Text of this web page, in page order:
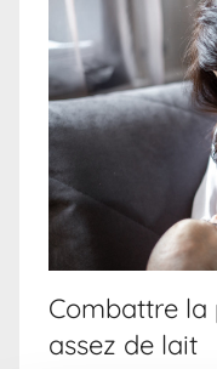
Combattre la
assez de lait